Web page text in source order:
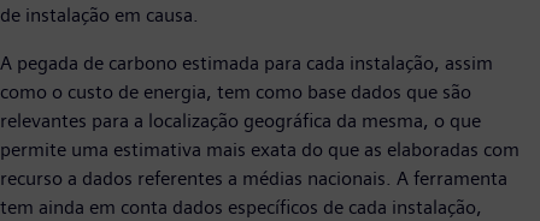
de instalação em causa.
A pegada de carbono estimada para cada instalação, assim
como o custo de energia, tem como base dados que são
relevantes para a localização geográfica da mesma, o que
permite uma estimativa mais exata do que as elaboradas com
recurso a dados referentes a médias nacionais. A ferramenta
tem ainda em conta dados específicos de cada instalação,